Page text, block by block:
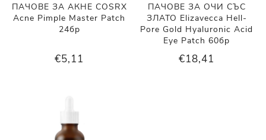
ПАЧОВЕ ЗА АКНЕ COSRX
Acne Pimple Master Patch
24бр
€5,11
ПАЧОВЕ ЗА ОЧИ СЪС
ЗЛАТО Elizavecca Hell-
Pore Gold Hyaluronic Acid
Eye Patch 60бр
€18,41